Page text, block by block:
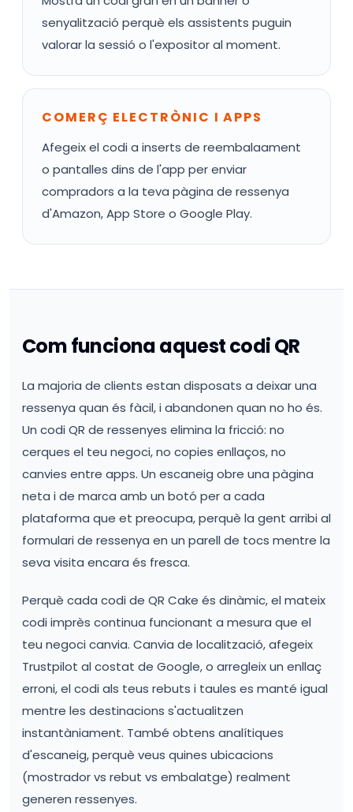
senyalització perquè els assistents puguin
valorar la sessió o l'expositor al moment.
COMERÇ ELECTRÒNIC I APPS
Afegeix el codi a inserts de reembalaament
o pantalles dins de l'app per enviar
compradors a la teva pàgina de ressenya
d'Amazon, App Store o Google Play.
Com funciona aquest codi QR
La majoria de clients estan disposats a deixar una
ressenya quan és fàcil, i abandonen quan no ho és.
Un codi QR de ressenyes elimina la fricció: no
cerques el teu negoci, no copies enllaços, no
canvies entre apps. Un escaneig obre una pàgina
neta i de marca amb un botó per a cada
plataforma que et preocupa, perquè la gent arribi al
formulari de ressenya en un parell de tocs mentre la
seva visita encara és fresca.
Perquè cada codi de QR Cake és dinàmic, el mateix
codi imprès continua funcionant a mesura que el
teu negoci canvia. Canvia de localització, afegeix
Trustpilot al costat de Google, o arregleix un enllaç
erroni, el codi als teus rebuts i taules es manté igual
mentre les destinacions s'actualitzen
instantàniament. També obtens analítiques
d'escaneig, perquè veus quines ubicacions
(mostrador vs rebut vs embalatge) realment
generen ressenyes.